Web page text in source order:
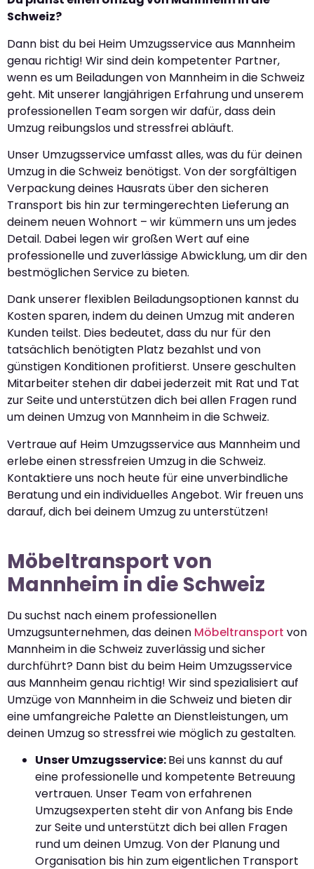
Schweiz?
Dann bist du bei Heim Umzugsservice aus Mannheim
genau richtig! Wir sind dein kompetenter Partner,
wenn es um Beiladungen von Mannheim in die Schweiz
geht. Mit unserer langjährigen Erfahrung und unserem
professionellen Team sorgen wir dafür, dass dein
Umzug reibungslos und stressfrei abläuft.
Unser Umzugsservice umfasst alles, was du für deinen
Umzug in die Schweiz benötigst. Von der sorgfältigen
Verpackung deines Hausrats über den sicheren
Transport bis hin zur termingerechten Lieferung an
deinem neuen Wohnort – wir kümmern uns um jedes
Detail. Dabei legen wir großen Wert auf eine
professionelle und zuverlässige Abwicklung, um dir den
bestmöglichen Service zu bieten.
Dank unserer flexiblen Beiladungsoptionen kannst du
Kosten sparen, indem du deinen Umzug mit anderen
Kunden teilst. Dies bedeutet, dass du nur für den
tatsächlich benötigten Platz bezahlst und von
günstigen Konditionen profitierst. Unsere geschulten
Mitarbeiter stehen dir dabei jederzeit mit Rat und Tat
zur Seite und unterstützen dich bei allen Fragen rund
um deinen Umzug von Mannheim in die Schweiz.
Vertraue auf Heim Umzugsservice aus Mannheim und
erlebe einen stressfreien Umzug in die Schweiz.
Kontaktiere uns noch heute für eine unverbindliche
Beratung und ein individuelles Angebot. Wir freuen uns
darauf, dich bei deinem Umzug zu unterstützen!
Möbeltransport von
Mannheim in die Schweiz
Du suchst nach einem professionellen
Umzugsunternehmen, das deinen Möbeltransport von
Mannheim in die Schweiz zuverlässig und sicher
durchführt? Dann bist du beim Heim Umzugsservice
aus Mannheim genau richtig! Wir sind spezialisiert auf
Umzüge von Mannheim in die Schweiz und bieten dir
eine umfangreiche Palette an Dienstleistungen, um
deinen Umzug so stressfrei wie möglich zu gestalten.
Unser Umzugsservice:Bei uns kannst du auf
eine professionelle und kompetente Betreuung
vertrauen. Unser Team von erfahrenen
Umzugsexperten steht dir von Anfang bis Ende
zur Seite und unterstützt dich bei allen Fragen
rund um deinen Umzug. Von der Planung und
Organisation bis hin zum eigentlichen Transport